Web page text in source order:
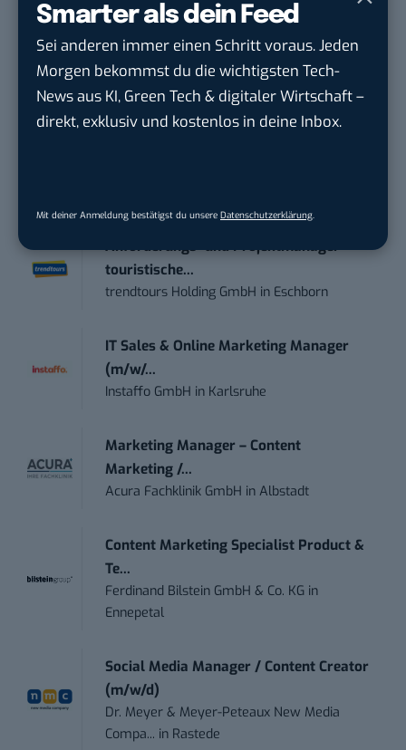
Smarter als dein Feed
Sei anderen immer einen Schritt voraus. Jeden
Morgen bekommst du die wichtigsten Tech-
News aus KI, Green Tech & digitaler Wirtschaft –
direkt, exklusiv und kostenlos in deine Inbox.
Mit deiner Anmeldung bestätigst du unsere Datenschutzerklärung.
wichtigsten News des Tages – und sichern sich
damit ihren Vorsprung.Hier kannst du dich
kostenlos anmelden.
STELLENANZEIGEN
Anforderungs- und Projektmanager
touristische...
trendtours Holding GmbH in Eschborn
IT Sales & Online Marketing Manager
(m/w/...
Instaffo GmbH in Karlsruhe
Marketing Manager – Content
Marketing /...
Acura Fachklinik GmbH inAlbstadt
Content Marketing Specialist Product &
Te...
Ferdinand Bilstein GmbH & Co. KG in
Ennepetal
Social Media Manager / Content Creator
(m/w/d)
Dr. Meyer & Meyer-Peteaux New Media
Compa... in Rastede